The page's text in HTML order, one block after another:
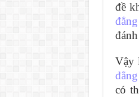
đề
Vậy
có